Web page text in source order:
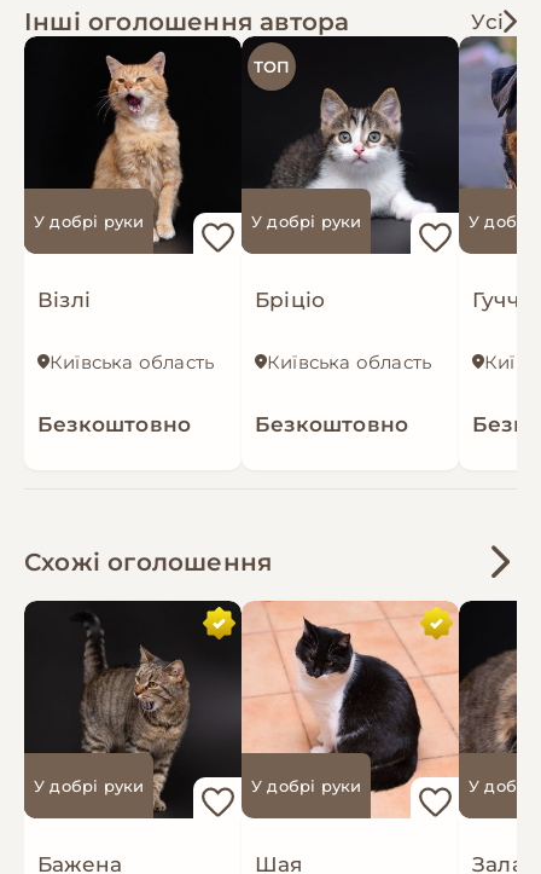
колись уже жила в домі. Ми щиро віримо, що
зовсім скоро вона знову матиме власну
родину й теплий дім. Умовна ДН 20.08.22. Хелла
має паспорт, чип, щеплення, оброблена від
паразитів. Може бути передана за кордон
після підготовки виїзних документів
Інші оголошення автора Усі
У добрі руки
Візлі
Київська область
Безкоштовно
ТОП
У добрі руки
Бріціо
Київська область
Безкоштовно
У добрі
Гуччі
Схожі оголошення
У добрі руки
Бажена
У добрі руки
Шая
У добрі
Зала